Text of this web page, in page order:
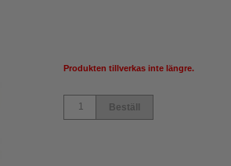
Produkten tillverkas inte längre.
Beställ